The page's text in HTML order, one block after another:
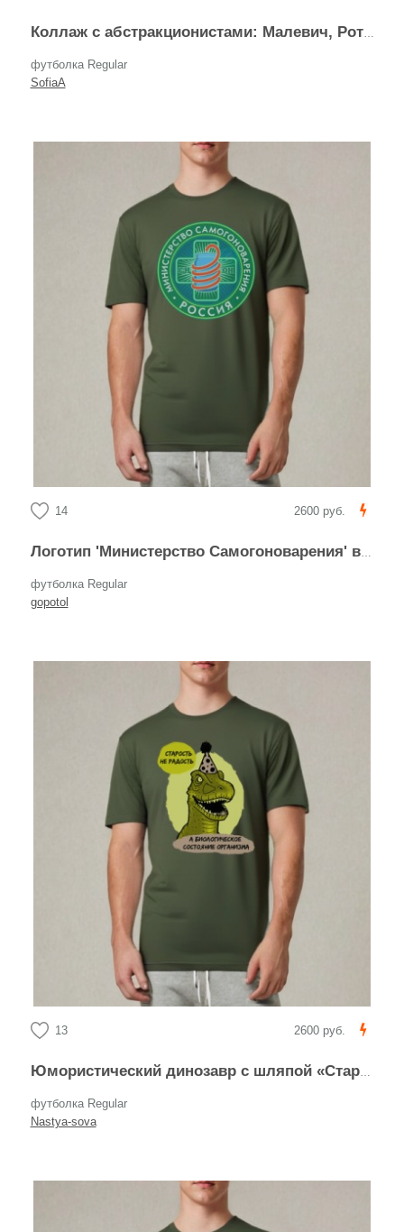
Коллаж с абстракционистами: Малевич, Ротко, Кандинский
футболка Regular
SofiaA
14 2600 руб.
Логотип 'Министерство Самогоноварения' в ретро-стиле
футболка Regular
gopotol
13 2600 руб.
Юмористический динозавр с шляпой «Старость не радость»
футболка Regular
Nastya-sova